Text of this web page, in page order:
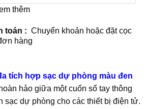
thêm
toán : Chuyển khoản hoặc đặt cọc
hàng
tích hợp sạc dự phòng màu đen
hảo giữa một cuốn sổ tay thông
sạc dự phòng cho các thiết bị điện tử.